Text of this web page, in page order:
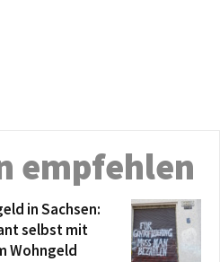
empfehlen
in Sachsen:
selbst mit
Wohngeld